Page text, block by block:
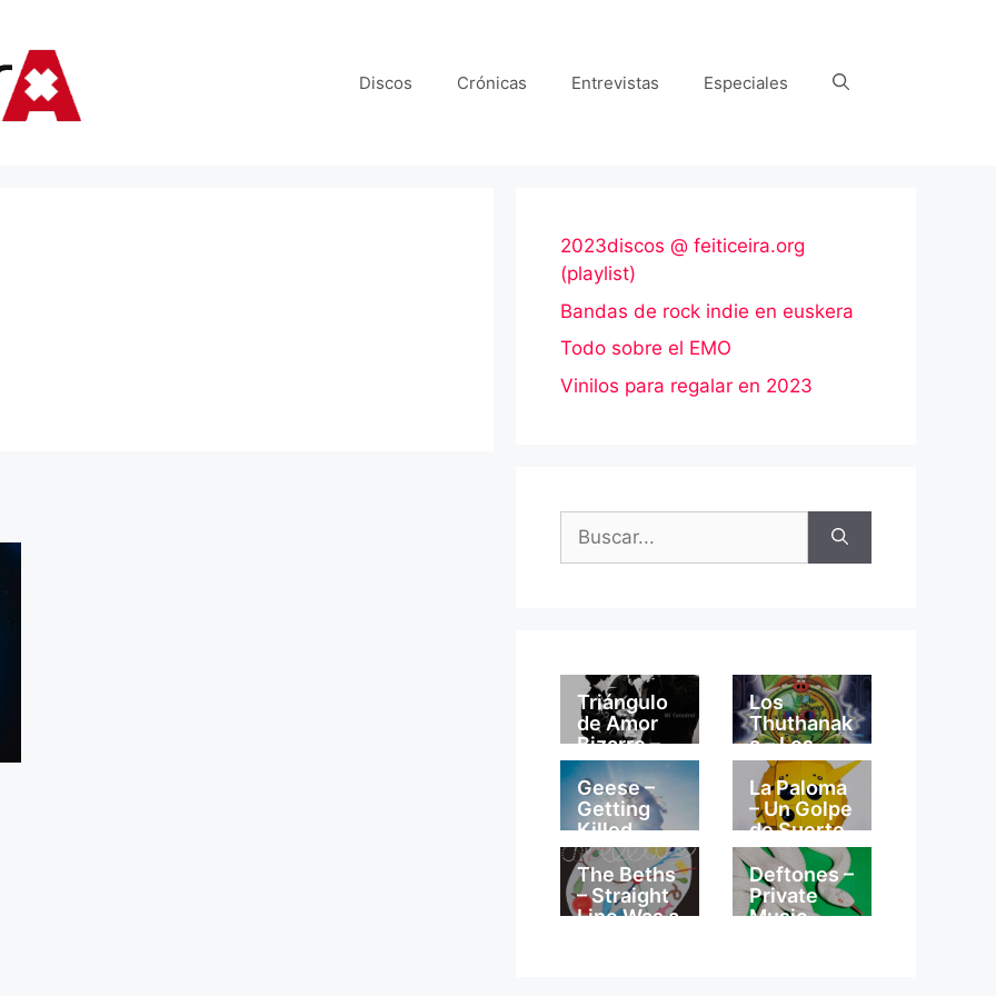
Discos Crónicas Entrevistas Especiales
2023discos @ feiticeira.org
(playlist)
Bandas de rock indie en euskera
Todo sobre el EMO
Vinilos para regalar en 2023
Triángulo
de Amor
Bizarro –
Mi
Catedral
Los
Thuthanak
a – Los
Thuthanak
a
Geese –
Getting
Killed
La Paloma
– Un Golpe
de Suerte
The Beths
– Straight
Line Was a
Deftones –
Private
Music